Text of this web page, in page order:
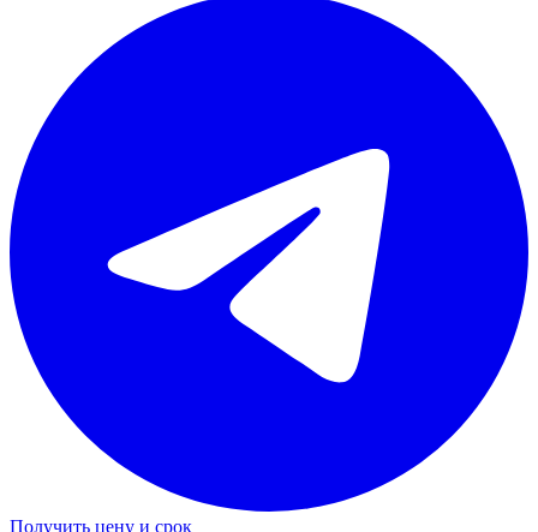
Получить цену и срок